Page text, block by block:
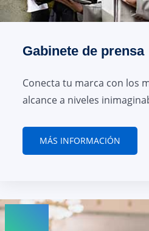
Gabinete de prensa
Conecta tu marca con los
alcance a niveles
MÁS INFORMACIÓN